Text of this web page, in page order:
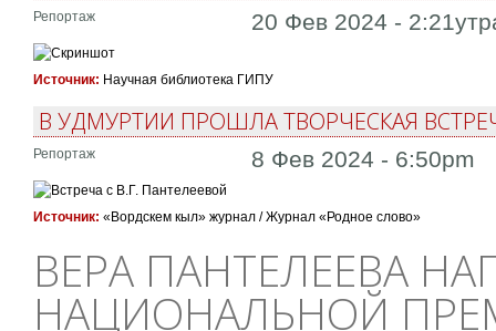
Репортаж 20 Фев 2024 -
Источник: Научная библиотека ГИПУ
В УДМУРТИИ ПРОШЛА ТВОРЧЕСКАЯ
Репортаж 8 Фев 2024 - 6:50pm
Источник: «Вордскем кыл» журнал / Журнал «Родное слово»
ВЕРА ПАНТЕЛЕЕВА
НАЦИОНАЛЬНОЙ